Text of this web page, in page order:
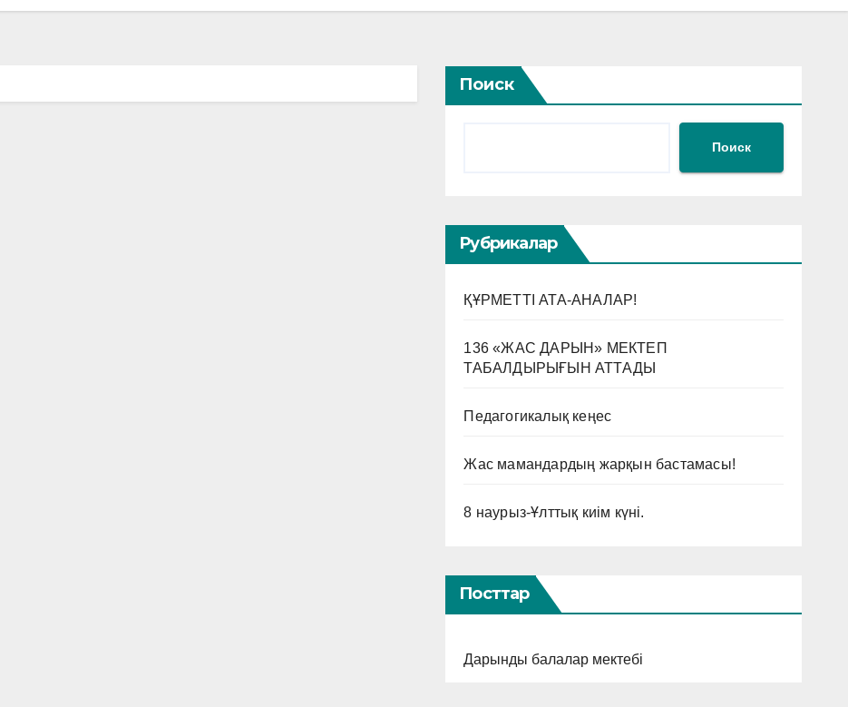
Поиск
Поиск
Рубрикалар
ҚҰРМЕТТІ АТА-АНАЛАР!
136 «ЖАС ДАРЫН» МЕКТЕП
ТАБАЛДЫРЫҒЫН АТТАДЫ
Педагогикалық кеңес
Жас мамандардың жарқын бастамасы!
8 наурыз-Ұлттық киім күні.
Посттар
Дарынды балалар мектебі